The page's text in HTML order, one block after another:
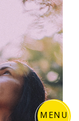
MENU